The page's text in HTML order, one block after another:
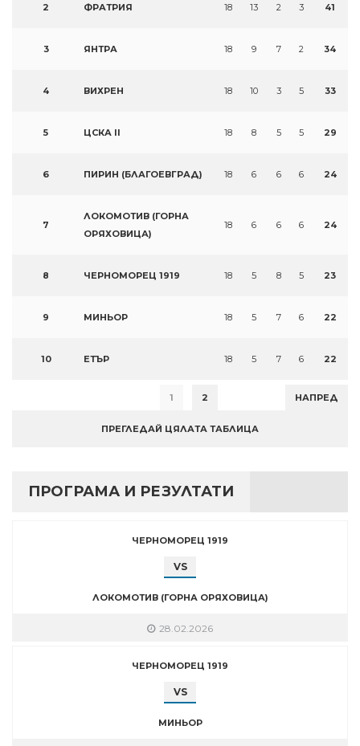
2 ФРАТРИЯ 18 13 2 3 41
3 ЯНТРА 18 9 7 2 34
4 ВИХРЕН 18 10 3 5 33
5 ЦСКА II 18 8 5 5 29
6 ПИРИН (БЛАГОЕВГРАД) 18 6 6 6 24
7
ЛОКОМОТИВ (ГОРНА
ОРЯХОВИЦА)
18 6 6 6 24
8 ЧЕРНОМОРЕЦ 1919 18 5 8 5 23
9 МИНЬОР 18 5 7 6 22
10 ЕТЪР 18 5 7 6 22
1 2 НАПРЕД
ПРЕГЛЕДАЙ ЦЯЛАТА ТАБЛИЦА
ПРОГРАМА И РЕЗУЛТАТИ
ЧЕРНОМОРЕЦ 1919
VS
ЛОКОМОТИВ (ГОРНА ОРЯХОВИЦА)
28.02.2026
ЧЕРНОМОРЕЦ 1919
VS
МИНЬОР